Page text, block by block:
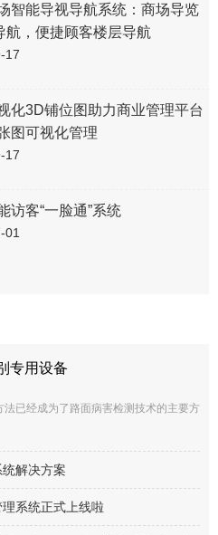
智能导视导航系统：商场导览
航，便捷顾客楼层导航
17
化3D铺位图助力商业管理平台
图可视化管理
17
访客“一脸通”系统
01
专用设备
已经成为了路面病害检测技术的主要方
解决方案
系统正式上线啦